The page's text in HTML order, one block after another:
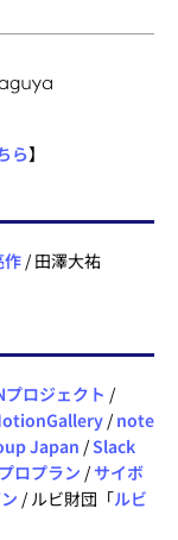
ら】
作 / 田澤大祐
プロジェクト /
/ note
Japan /Slack
ロプラン /サイボ
/ ルビ財団「ルビ